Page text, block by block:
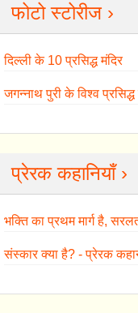
फोटो स्टोरीज ›
दिल्ली के 10 प्रसिद्ध मंदिर
जगन्नाथ पुरी के विश्व प्रसिद्ध
प्रेरक कहानियाँ ›
भक्ति का प्रथम मार्ग है,
संस्कार क्या है? - प्रेरक